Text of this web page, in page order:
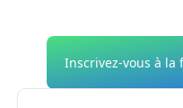
Inscrivez-vous à